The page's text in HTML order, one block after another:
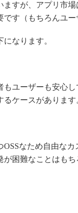
すが、アプリ市
す（もちろんユ
なります。
ユーザーも安心
ケースがあります
なため自由な
が困難なことはも